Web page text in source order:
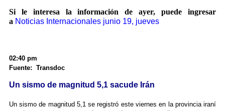
Si le interesa la información de ayer, puede ingresar
a Noticias Internacionales junio 19, jueves
02:40 pm
Fuente: Transdoc
Un sismo de magnitud 5,1 sacude Irán
Un sismo de magnitud 5,1 se registró este viernes en la provincia iraní